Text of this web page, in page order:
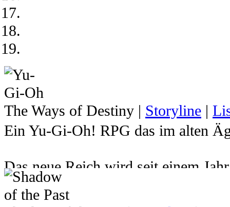
The Ways of Destiny | Storyline |
Ein Yu-Gi-Oh! RPG das im alten
Das neue Reich wird seit einem
Atemu den Herrscher über das
hat. Dadurch wurde der junge